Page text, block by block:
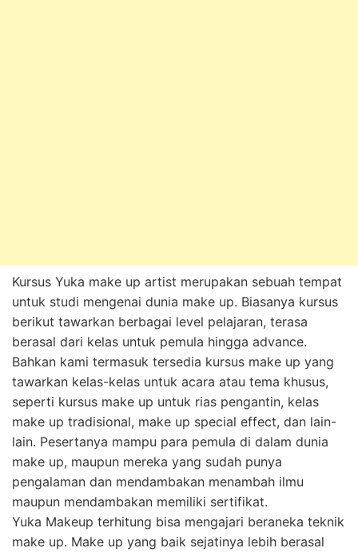
Kursus Yuka make up artist merupakan sebuah tempat
untuk studi mengenai dunia make up. Biasanya kursus
berikut tawarkan berbagai level pelajaran, terasa
berasal dari kelas untuk pemula hingga advance.
Bahkan kami termasuk tersedia kursus make up yang
tawarkan kelas-kelas untuk acara atau tema khusus,
seperti kursus make up untuk rias pengantin, kelas
make up tradisional, make up special effect, dan lain-
lain. Pesertanya mampu para pemula di dalam dunia
make up, maupun mereka yang sudah punya
pengalaman dan mendambakan menambah ilmu
maupun mendambakan memiliki sertifikat.
Yuka Makeup terhitung bisa mengajari beraneka teknik
make up. Make up yang baik sejatinya lebih berasal